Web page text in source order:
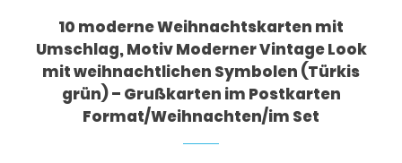
10 moderne Weihnachtskarten mit
Umschlag, Motiv Moderner Vintage Look
mit weihnachtlichen Symbolen (Türkis
grün) – Grußkarten im Postkarten
Format/Weihnachten/im Set